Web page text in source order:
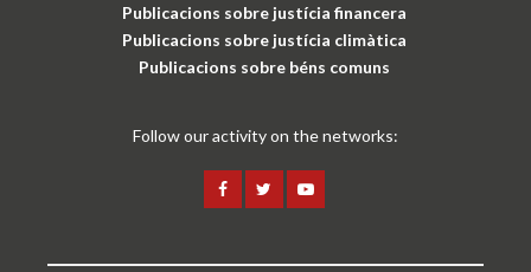
Publicacions sobre justícia financera
Publicacions sobre justícia climàtica
Publicacions sobre béns comuns
Follow our activity on the networks: